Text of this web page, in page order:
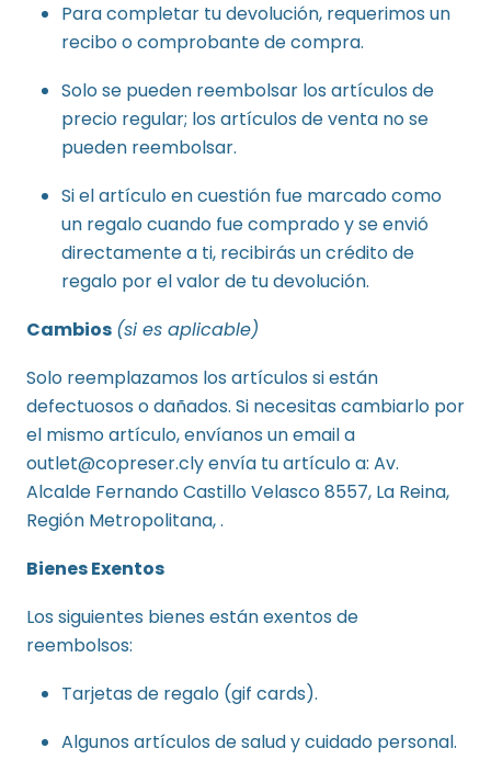
Para completar tu devolución, requerimos un
recibo o comprobante de compra.
Solo se pueden reembolsar los artículos de
precio regular; los artículos de venta no se
pueden reembolsar.
Si el artículo en cuestión fue marcado como
un regalo cuando fue comprado y se envió
directamente a ti, recibirás un crédito de
regalo por el valor de tu devolución.
Cambios (si es aplicable)
Solo reemplazamos los artículos si están
defectuosos o dañados. Si necesitas cambiarlo por
el mismo artículo, envíanos un email a
outlet@copreser.cly envía tu artículo a: Av.
Alcalde Fernando Castillo Velasco 8557, La Reina,
Región Metropolitana, .
Bienes Exentos
Los siguientes bienes están exentos de
reembolsos:
Tarjetas de regalo (gif cards).
Algunos artículos de salud y cuidado personal.